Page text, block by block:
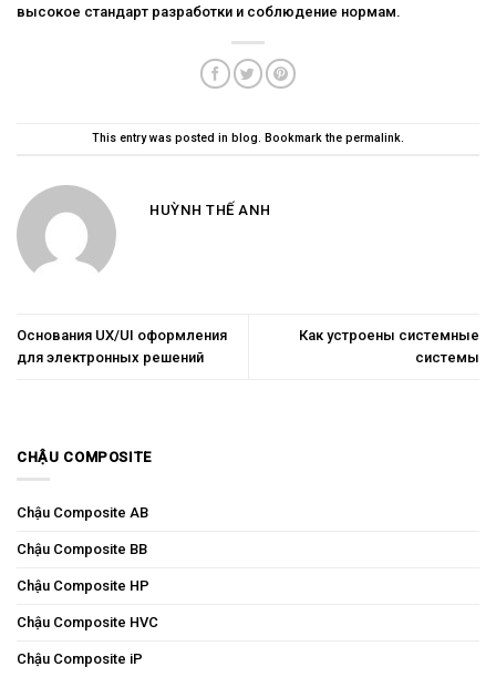
высокое стандарт разработки и соблюдение нормам.
This entry was posted in blog. Bookmark the permalink.
HUỲNH THẾ ANH
Основания UX/UI оформления
для электронных решений
Как устроены системные
системы
CHẬU COMPOSITE
Chậu Composite AB
Chậu Composite BB
Chậu Composite HP
Chậu Composite HVC
Chậu Composite iP